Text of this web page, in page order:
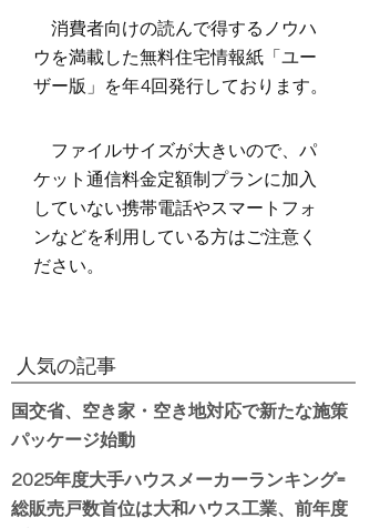
消費者向けの読んで得するノウハ
ウを満載した無料住宅情報紙「ユー
ザー版」を年4回発行しております。
ファイルサイズが大きいので、パ
ケット通信料金定額制プランに加入
していない携帯電話やスマートフォ
ンなどを利用している方はご注意く
ださい。
人気の記事
国交省、空き家・空き地対応で新たな施策
パッケージ始動
2025年度大手ハウスメーカーランキング=
総販売戸数首位は大和ハウス工業、前年度